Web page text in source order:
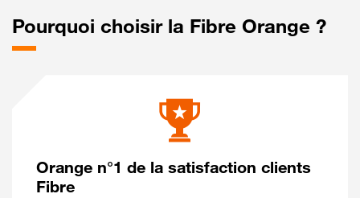
Pourquoi choisir la Fibre Orange ?
Orange n°1 de la satisfaction clients
Fibre